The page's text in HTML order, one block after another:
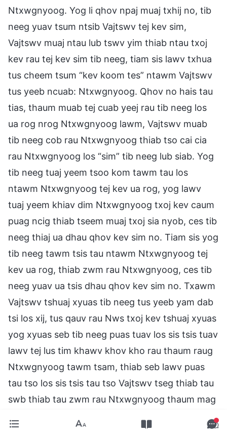
Ntxwgnyoog. Yog li qhov npaj muaj txhij no, tib
neeg yuav tsum ntsib Vajtswv tej kev sim,
Vajtswv muaj ntau lub tswv yim thiab ntau txoj
kev rau tej kev sim tib neeg, tiam sis lawv txhua
tus cheem tsum “kev koom tes” ntawm Vajtswv
tus yeeb ncuab: Ntxwgnyoog. Qhov no hais tau
tias, thaum muab tej cuab yeej rau tib neeg los
ua rog nrog Ntxwgnyoog lawm, Vajtswv muab
tib neeg cob rau Ntxwgnyoog thiab tso cai cia
rau Ntxwgnyoog los “sim” tib neeg lub siab. Yog
tib neeg tuaj yeem tsoo kom tawm tau los
ntawm Ntxwgnyoog tej kev ua rog, yog lawv
tuaj yeem khiav dim Ntxwgnyoog txoj kev caum
puag ncig thiab tseem muaj txoj sia nyob, ces tib
neeg thiaj ua dhau qhov kev sim no. Tiam sis yog
tib neeg tawm tsis tau ntawm Ntxwgnyoog tej
kev ua rog, thiab zwm rau Ntxwgnyoog, ces tib
neeg yuav ua tsis dhau qhov kev sim no. Txawm
Vajtswv tshuaj xyuas tib neeg tus yeeb yam dab
tsi los xij, tus qauv rau Nws txoj kev tshuaj xyuas
yog xyuas seb tib neeg puas tuav los sis tsis tuav
lawv tej lus tim khawv khov kho rau thaum raug
Ntxwgnyoog tawm tsam, thiab seb lawv puas
tau tso los sis tsis tau tso Vajtswv tseg thiab tau
swb thiab tau zwm rau Ntxwgnyoog thaum mag
hais tau tias txawm tib neeg yuav raug los sis tsis